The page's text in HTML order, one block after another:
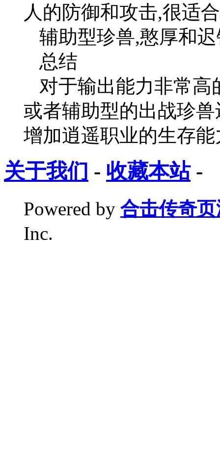
人的防御和攻击,很适
辅助型珍兽,憨厚和
总结
对于输出能力非常
或者辅助型的出战珍
增加逍遥职业的生存能
关于我们 - 收藏本站-
Powered by 合击传奇
Inc.